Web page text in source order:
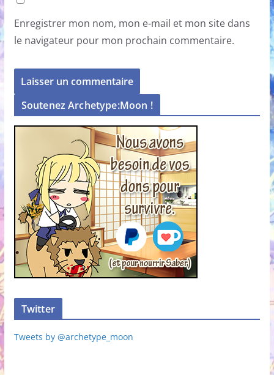
Enregistrer mon nom, mon e-mail et mon site dans
le navigateur pour mon prochain commentaire.
Soutenez Archetype:Moon !
Twitter
Tweets by @archetype_moon